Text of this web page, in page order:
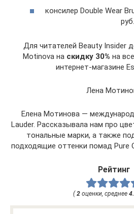
консилер Double Wear
руб.
Для читателей Beauty Insider
Motinova на скидку 30% на
интернет-магазине
Лена
Елена Мотинова —
Lauder. Рассказывала нам про
тональные марки, а также
подходящие оттенки помад Pure
Рейтинг
(2 оценки, среднее